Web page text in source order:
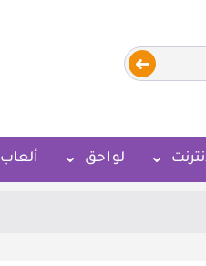
لواحق ألعاب